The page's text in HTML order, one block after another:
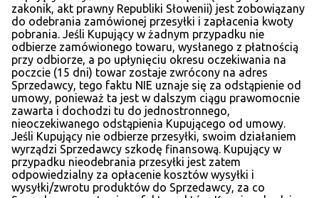
zakonik, akt prawny Republiki Słowenii) jest zobowiązany
do odebrania zamówionej przesyłki i zapłacenia kwoty
pobrania. Jeśli Kupujący w żadnym przypadku nie
odbierze zamówionego towaru, wysłanego z płatnością
przy odbiorze, a po upłynięciu okresu oczekiwania na
poczcie (15 dni) towar zostaje zwrócony na adres
Sprzedawcy, tego faktu NIE uznaje się za odstąpienie od
umowy, ponieważ ta jest w dalszym ciągu prawomocnie
zawarta i dochodzi tu do jednostronnego,
nieoczekiwanego odstąpienia Kupującego od umowy.
Jeśli Kupujący nie odbierze przesyłki, swoim działaniem
wyrządzi Sprzedawcy szkodę finansową. Kupujący w
przypadku nieodebrania przesyłki jest zatem
odpowiedzialny za opłacenie kosztów wysyłki i
wysyłki/zwrotu produktów do Sprzedawcy, za co